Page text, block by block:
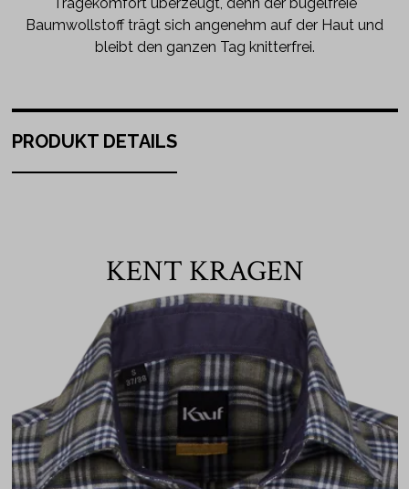
Baumwollstoff trägt sich angenehm auf der Haut und
bleibt den ganzen Tag knitterfrei.
PRODUKT DETAILS
KENT KRAGEN